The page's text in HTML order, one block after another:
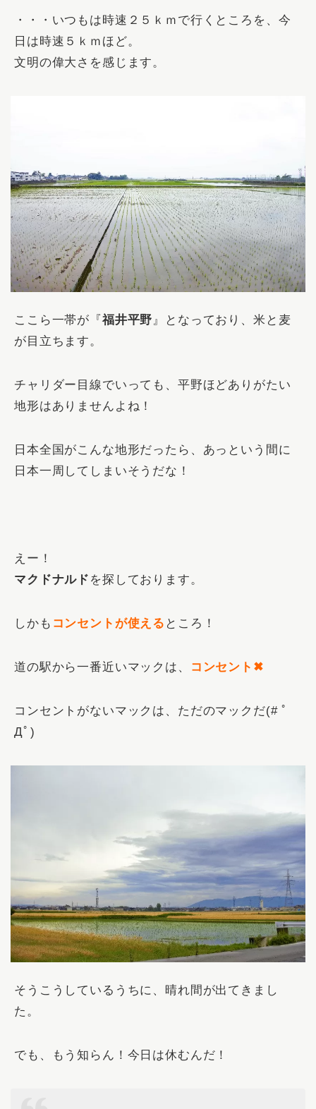
・・・いつもは時速２５ｋｍで行くところを、今
日は時速５ｋｍほど。
文明の偉大さを感じます。
ここら一帯が『 福井平野』となっており、米と麦
が目立ちます。
チャリダー目線でいっても、平野ほどありがたい
地形はありませんよね！
日本全国がこんな地形だったら、あっという間に
日本一周してしまいそうだな！
えー！
マクドナルド を探しております。
しかも コンセントが使える ところ！
道の駅から一番近いマックは、 コンセント✖
コンセントがないマックは、ただのマックだ(# ﾟ
Дﾟ)
そうこうしているうちに、晴れ間が出てきまし
た。
でも、もう知らん！今日は休むんだ！